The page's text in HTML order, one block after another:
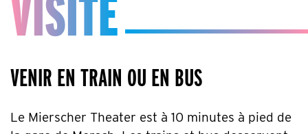
VENIR EN TRAIN OU EN BUS
Le Mierscher Theater est à 10 minutes à pied de